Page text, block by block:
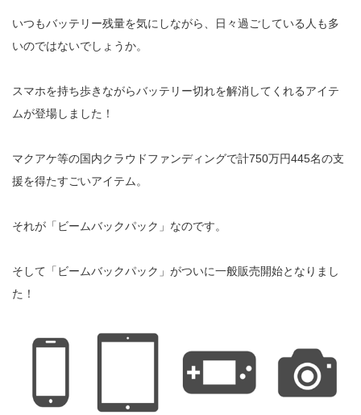
いつもバッテリー残量を気にしながら、日々過ごしている人も多
いのではないでしょうか。
スマホを持ち歩きながらバッテリー切れを解消してくれるアイテ
ムが登場しました！
マクアケ等の国内クラウドファンディングで計750万円445名の支
援を得たすごいアイテム。
それが「ビームバックパック」なのです。
そして「ビームバックパック」がついに一般販売開始となりまし
た！